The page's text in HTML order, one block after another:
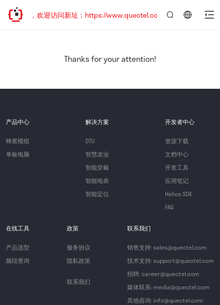
已迁移，欢迎访问新址：https://www.quectel.com.cn
Thanks for your attention!
产品中心
蜂窝模组
单板电脑
解决方案
DTU
智慧农业
智能穿戴
智能电表
智能定位
开发者中心
资源下载
文档中心
开发工具
应用笔记
Helios SDK
FAQ
在线工具
产品选型
频段查询
政策
服务协议
隐私政策
联系我们
联系我们
销售支持: sales@quectel.com
技术支持: support@quectel.com
招聘: career@quectel.com
媒体联系: media@quectel.com
其他咨询: info@quectel.com